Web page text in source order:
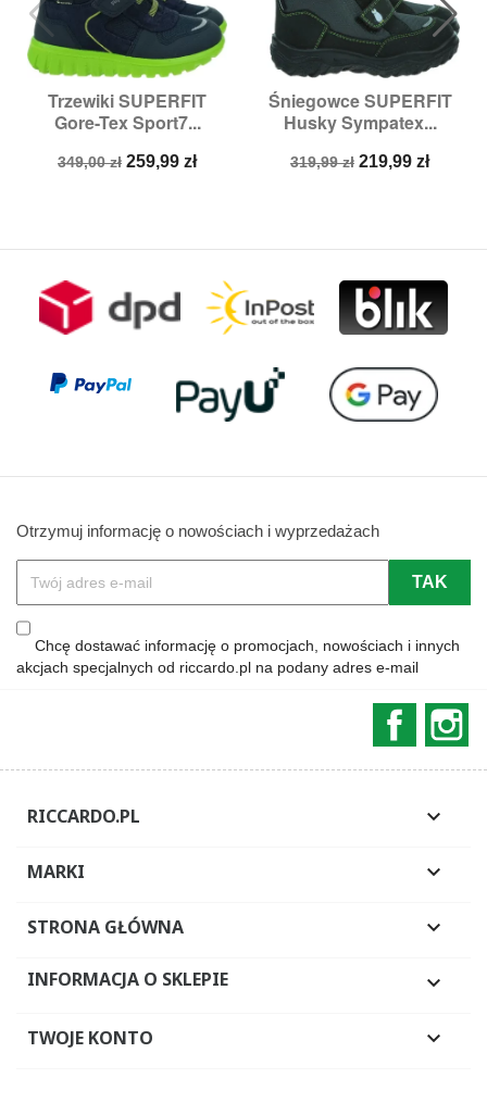
Trzewiki SUPERFIT
Gore-Tex Sport7...
Cena
349,00 zł Cena
259,99 zł
Śniegowce SUPERFIT
Husky Sympatex...
Cena
319,99 zł Cena
219,99 zł
Otrzymuj informację o nowościach i wyprzedażach
Chcę dostawać informację o promocjach, nowościach i innych
akcjach specjalnych od riccardo.pl na podany adres e-mail
RICCARDO.PL 
MARKI 
STRONA GŁÓWNA 
INFORMACJA O SKLEPIE 
TWOJE KONTO 